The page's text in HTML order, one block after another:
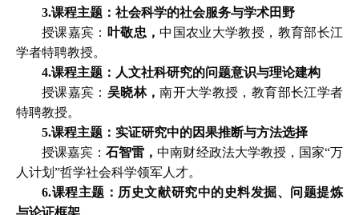
3.课程主题：社会科学的社会服务与学术田野
授课嘉宾： 叶敬忠，中国农业大学教授，教育部长江
学者特聘教授。
4.课程主题：人文社科研究的问题意识与理论建构
授课嘉宾： 吴晓林，南开大学教授，教育部长江学者
特聘教授。
5.课程主题：实证研究中的因果推断与方法选择
授课嘉宾：石智雷，中南财经政法大学教授，国家“万
人计划”哲学社会科学领军人才。
6.课程主题：历史文献研究中的史料发掘、问题提炼
与论证框架